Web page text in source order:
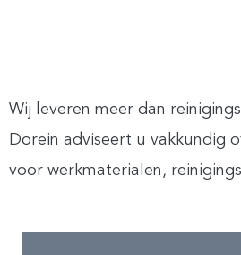
Wij leveren meer dan
Dorein adviseert u vakkundig
voor werkmaterialen,